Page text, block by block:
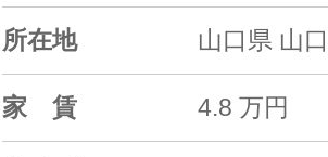
所在地 山口県 山
家 賃 4.8 万円